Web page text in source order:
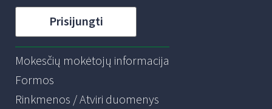
Prisijungti
Mokesčių mokėtojų informacija
Formos
Rinkmenos / Atviri duomenys